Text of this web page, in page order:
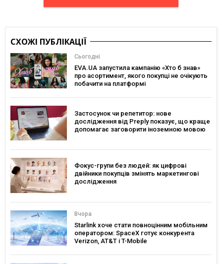
СХОЖІ ПУБЛІКАЦІЇ
Сьогодні
EVA.UA запустила кампанію «Хто б знав»
про асортимент, якого покупці не очікують
побачити на платформі
Застосунок чи репетитор: нове
дослідження від Preply показує, що краще
допомагає заговорити іноземною мовою
Фокус-групи без людей: як цифрові
двійники покупців змінять маркетингові
дослідження
Вчора
Starlink хоче стати повноцінним мобільним
оператором: SpaceX готує конкурента
Verizon, AT&T і T-Mobile